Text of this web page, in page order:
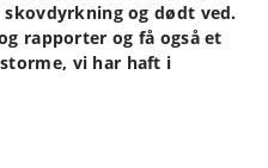
og dødt ved.
rapporter og få også et
vi har haft i